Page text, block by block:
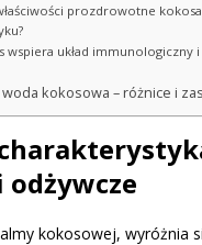
prozdrowotne
wspiera układ immunologiczny
kokosowa – różnice i
kokosowej, wyróżnia